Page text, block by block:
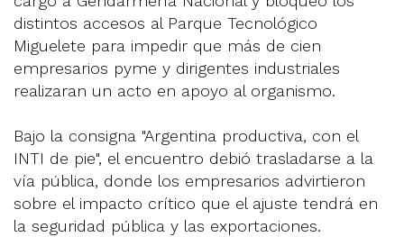
distintos accesos al Parque Tecnológico
Miguelete para impedir que más de cien
empresarios pyme y dirigentes industriales
realizaran un acto en apoyo al organismo.
Bajo la consigna "Argentina productiva, con el
INTI de pie", el encuentro debió trasladarse a la
vía pública, donde los empresarios advirtieron
sobre el impacto crítico que el ajuste tendrá en
la seguridad pública y las exportaciones.